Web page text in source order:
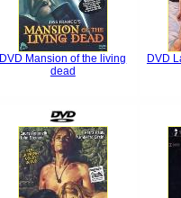
DVD Mansion of the living
dead
DVD